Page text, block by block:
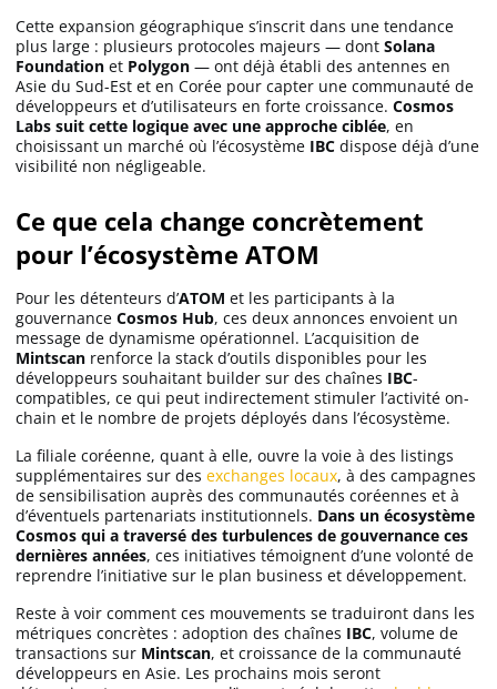
Cette expansion géographique s’inscrit dans une tendance
plus large : plusieurs protocoles majeurs — dont Solana
Foundation et Polygon — ont déjà établi des antennes en
Asie du Sud-Est et en Corée pour capter une communauté de
développeurs et d’utilisateurs en forte croissance. Cosmos
Labs suit cette logique avec une approche ciblée, en
choisissant un marché où l’écosystème IBC dispose déjà d’une
visibilité non négligeable.
Ce que cela change concrètement
pour l’écosystème ATOM
Pour les détenteurs d’ATOM et les participants à la
gouvernance Cosmos Hub, ces deux annonces envoient un
message de dynamisme opérationnel. L’acquisition de
Mintscan renforce la stack d’outils disponibles pour les
développeurs souhaitant builder sur des chaînes IBC-
compatibles, ce qui peut indirectement stimuler l’activité on-
chain et le nombre de projets déployés dans l’écosystème.
La filiale coréenne, quant à elle, ouvre la voie à des listings
supplémentaires sur des exchanges locaux, à des campagnes
de sensibilisation auprès des communautés coréennes et à
d’éventuels partenariats institutionnels. Dans un écosystème
Cosmos qui a traversé des turbulences de gouvernance ces
dernières années, ces initiatives témoignent d’une volonté de
reprendre l’initiative sur le plan business et développement.
Reste à voir comment ces mouvements se traduiront dans les
métriques concrètes : adoption des chaînes IBC, volume de
transactions sur Mintscan, et croissance de la communauté
développeurs en Asie. Les prochains mois seront